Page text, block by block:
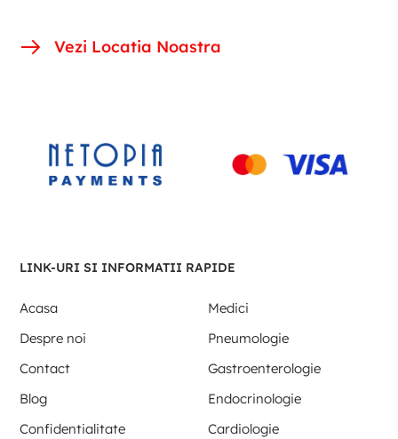
Vezi Locatia Noastra
LINK-URI SI INFORMATII RAPIDE
Acasa
Medici
Despre noi
Pneumologie
Contact
Gastroenterologie
Blog
Endocrinologie
Confidentialitate
Cardiologie